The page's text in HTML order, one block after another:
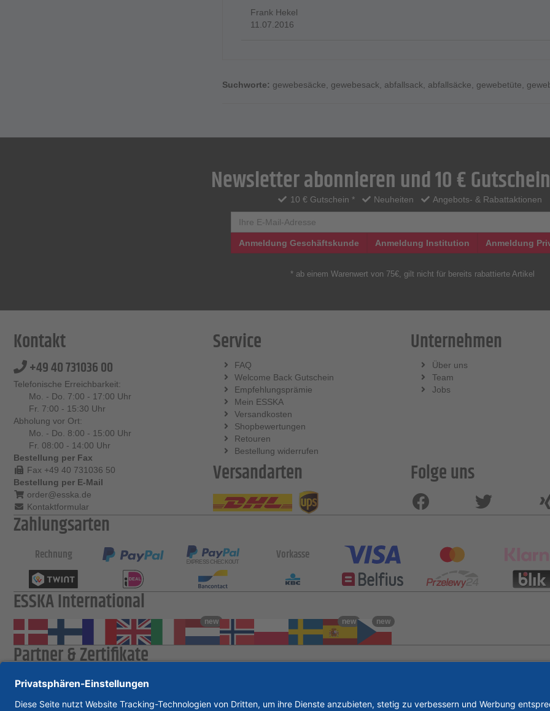
Frank Hekel
11.07.2016
Suchworte: gewebesäcke, gewebesack, abfallsack, abfallsäcke, gewebetüte,
Newsletter abonnieren und 10 €
10 € Gutschein * Neuheiten Angebots- & Rabattaktionen
Anmeldung Geschäftskunde Anmeldung Institution Anmeldung
* ab einem Warenwert von 75€, gilt nicht für bereits rabattierte Artikel
Kontakt
+49 40 731036 00
Telefonische Erreichbarkeit:
Mo. - Do. 7:00 - 17:00 Uhr
Fr. 7:00 - 15:30 Uhr
Abholung vor Ort:
Mo. - Do. 8:00 - 15:00 Uhr
Fr. 08:00 - 14:00 Uhr
Bestellung per Fax
Fax +49 40 731036 50
Bestellung per E-Mail
order@esska.de
Kontaktformular
Service
FAQ
Welcome Back Gutschein
Empfehlungsprämie
Mein ESSKA
Versandkosten
Shopbewertungen
Retouren
Bestellung widerrufen
Unternehmen
Über uns
Team
Jobs
Versandarten
Folge uns
Zahlungsarten
Rechnung Vorkasse
ESSKA International
new new new
Partner & Zertifikate